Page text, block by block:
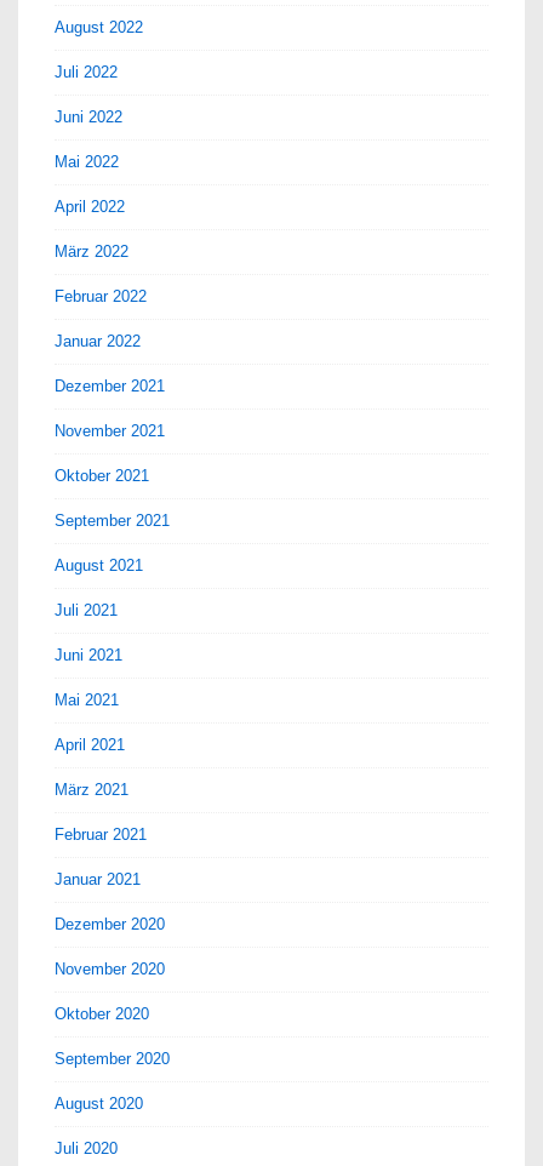
August 2022
Juli 2022
Juni 2022
Mai 2022
April 2022
März 2022
Februar 2022
Januar 2022
Dezember 2021
November 2021
Oktober 2021
September 2021
August 2021
Juli 2021
Juni 2021
Mai 2021
April 2021
März 2021
Februar 2021
Januar 2021
Dezember 2020
November 2020
Oktober 2020
September 2020
August 2020
Juli 2020